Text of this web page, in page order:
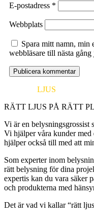
E-postadress *
Webbplats
Spara mitt namn, min
webbläsare till nästa
LJUS
RÄTT LJUS PÅ RÄTT
Vi är en belysningsgrossist
Vi hjälper våra kunder
hjälper också till med att
Som experter inom
rätt belysning för dina
expertis kan du vara säker
och produkterna med
Det är vad vi kallar “rätt